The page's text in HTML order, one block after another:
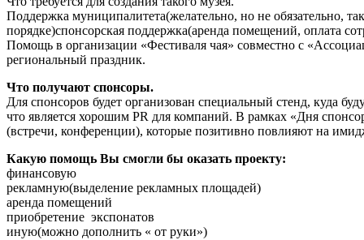
Поддержка муниципалитета(желательно, но не обязательно,
порядке)спонсорская поддержка(аренда помещений, оплата
Помощь в организации «Фестиваля чая» совместно с
региональный праздник.
Что получают спонсоры.
Для спонсоров будет организован специальный стенд, куда
что является хорошим PR для компаний. В рамках «Дня
(встречи, конференции), которые позитивно повлияют на
Какую помощь Вы смогли бы оказать проекту:
финансовую
рекламную(выделение рекламных площадей)
аренда помещений
приобретение экспонатов
иную(можно дополнить « от руки»)